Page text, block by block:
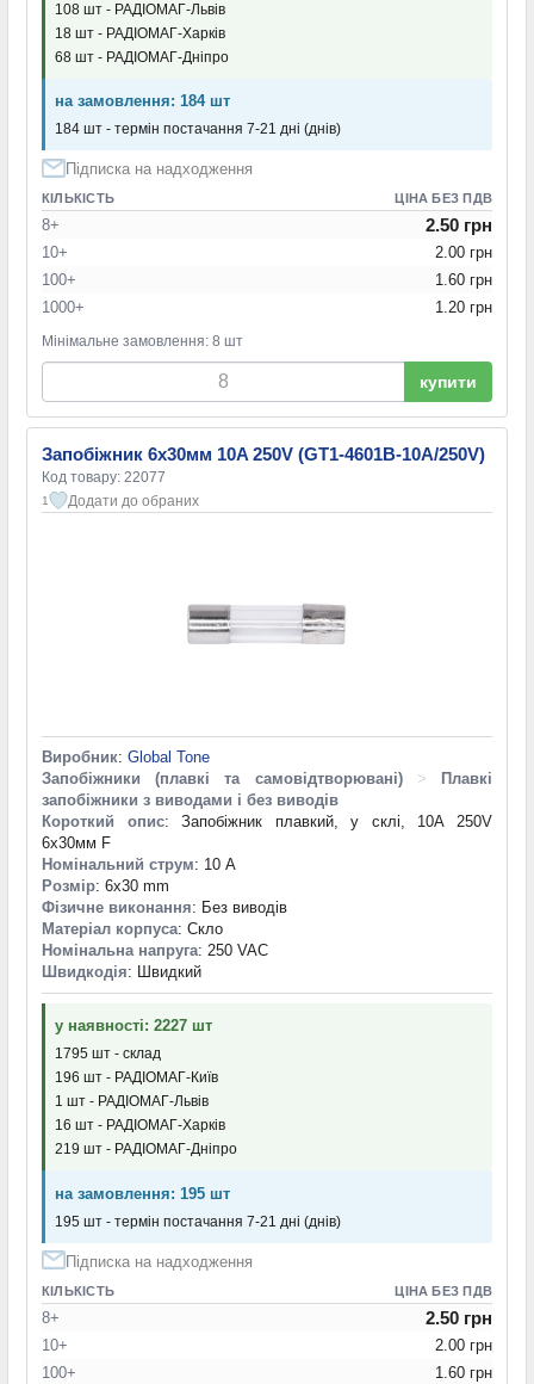
108 шт - РАДІОМАГ-Львів
18 шт - РАДІОМАГ-Харків
68 шт - РАДІОМАГ-Дніпро
на замовлення: 184 шт
184 шт - термін постачання 7-21 дні (днів)
Підписка на надходження
КІЛЬКІСТЬ ЦІНА БЕЗ ПДВ
8+ 2.50 грн
10+
2.00 грн
100+
1.60 грн
1000+
1.20 грн
Мінімальне замовлення: 8 шт
купити
Запобіжник 6х30мм 10A 250V (GT1-4601B-10A/250V)
Код товару: 22077
1 Додати до обраних
Виробник: Global Tone
Запобіжники (плавкі та самовідтворювані)
>
Плавкі
запобіжники з виводами і без виводів
Короткий опис: Запобіжник плавкий, у склі, 10A 250V
6х30мм F
Номінальний струм: 10 А
Розмір: 6x30 mm
Фізичне виконання: Без виводів
Матеріал корпуса: Скло
Номінальна напруга: 250 VAC
Швидкодія: Швидкий
у наявності: 2227 шт
1795 шт - склад
196 шт - РАДІОМАГ-Київ
1 шт - РАДІОМАГ-Львів
16 шт - РАДІОМАГ-Харків
219 шт - РАДІОМАГ-Дніпро
на замовлення: 195 шт
195 шт - термін постачання 7-21 дні (днів)
Підписка на надходження
КІЛЬКІСТЬ ЦІНА БЕЗ ПДВ
8+ 2.50 грн
10+
2.00 грн
100+
1.60 грн